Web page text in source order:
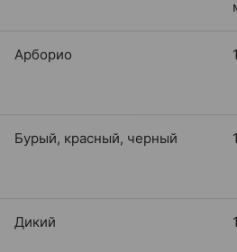
Арборио
Бурый, красный, черный
Дикий